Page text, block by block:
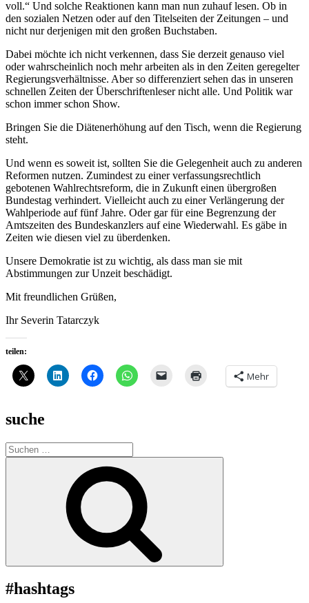
voll.“ Und solche Reaktionen kann man nun zuhauf lesen. Ob in
den sozialen Netzen oder auf den Titelseiten der Zeitungen – und
nicht nur derjenigen mit den großen Buchstaben.
Dabei möchte ich nicht verkennen, dass Sie derzeit genauso viel
oder wahrscheinlich noch mehr arbeiten als in den Zeiten geregelter
Regierungsverhältnisse. Aber so differenziert sehen das in unseren
schnellen Zeiten der Überschriftenleser nicht alle. Und Politik war
schon immer schon Show.
Bringen Sie die Diätenerhöhung auf den Tisch, wenn die Regierung
steht.
Und wenn es soweit ist, sollten Sie die Gelegenheit auch zu anderen
Reformen nutzen. Zumindest zu einer verfassungsrechtlich
gebotenen Wahlrechtsreform, die in Zukunft einen übergroßen
Bundestag verhindert. Vielleicht auch zu einer Verlängerung der
Wahlperiode auf fünf Jahre. Oder gar für eine Begrenzung der
Amtszeiten des Bundeskanzlers auf eine Wiederwahl. Es gäbe in
Zeiten wie diesen viel zu überdenken.
Unsere Demokratie ist zu wichtig, als dass man sie mit
Abstimmungen zur Unzeit beschädigt.
Mit freundlichen Grüßen,
Ihr Severin Tatarczyk
teilen:
Mehr
suche
Suche
nach:
#hashtags